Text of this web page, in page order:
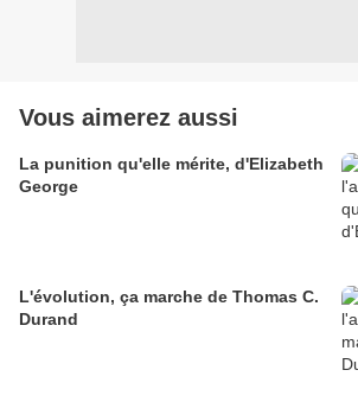
Vous aimerez aussi
La punition qu'elle mérite, d'Elizabeth
George
L'évolution, ça marche de Thomas C.
Durand